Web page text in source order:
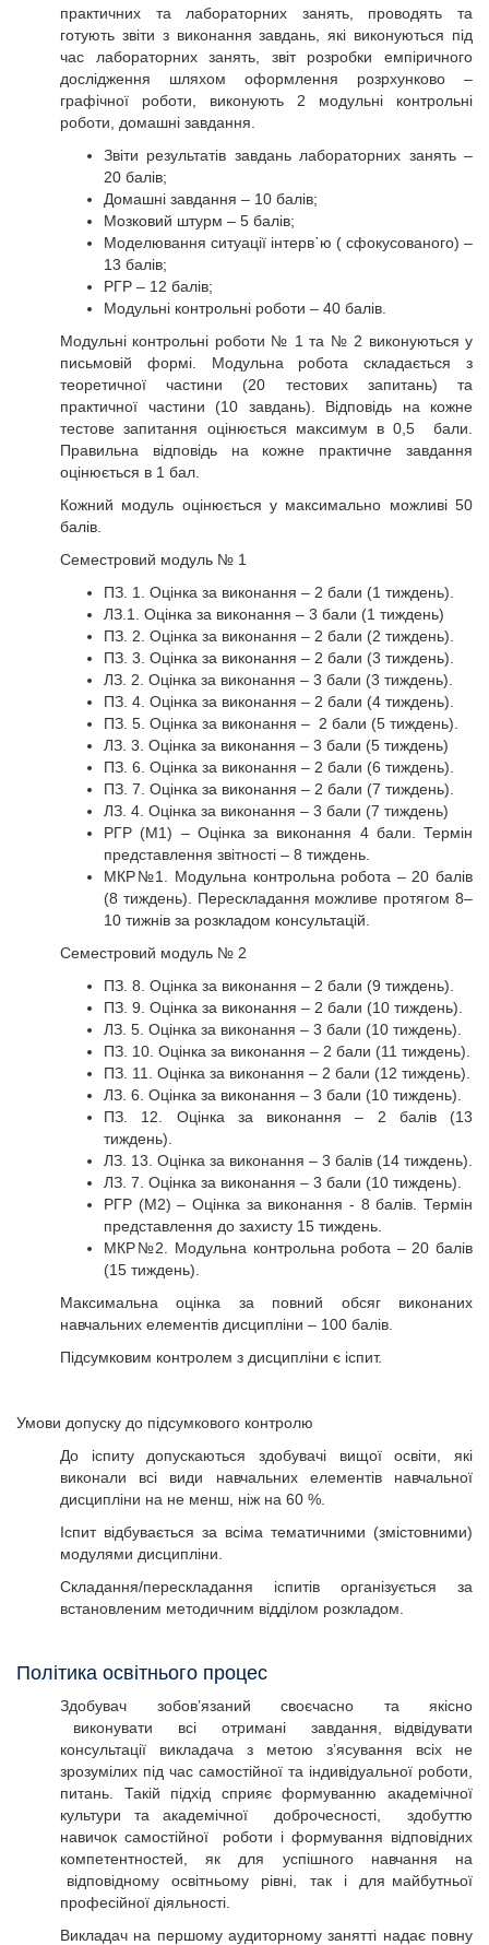
практичних та лабораторних занять, проводять та
готують звіти з виконання завдань, які виконуються під
час лабораторних занять, звіт розробки емпіричного
дослідження шляхом оформлення розрхунково –
графічної роботи, виконують 2 модульні контрольні
роботи, домашні завдання.
Звіти результатів завдань лабораторних занять –
20 балів;
Домашні завдання – 10 балів;
Мозковий штурм – 5 балів;
Моделювання ситуації інтерв᾽ю ( сфокусованого) –
13 балів;
РГР – 12 балів;
Модульні контрольні роботи – 40 балів.
Модульні контрольні роботи № 1 та № 2 виконуються у
письмовій формі. Модульна робота складається з
теоретичної частини (20 тестових запитань) та
практичної частини (10 завдань). Відповідь на кожне
тестове запитання оцінюється максимум в 0,5 бали.
Правильна відповідь на кожне практичне завдання
оцінюється в 1 бал.
Кожний модуль оцінюється у максимально можливі 50
балів.
Семестровий модуль № 1
ПЗ. 1. Оцінка за виконання – 2 бали (1 тиждень).
ЛЗ.1. Оцінка за виконання – 3 бали (1 тиждень)
ПЗ. 2. Оцінка за виконання – 2 бали (2 тиждень).
ПЗ. 3. Оцінка за виконання – 2 бали (3 тиждень).
ЛЗ. 2. Оцінка за виконання – 3 бали (3 тиждень).
ПЗ. 4. Оцінка за виконання – 2 бали (4 тиждень).
ПЗ. 5. Оцінка за виконання – 2 бали (5 тиждень).
ЛЗ. 3. Оцінка за виконання – 3 бали (5 тиждень)
ПЗ. 6. Оцінка за виконання – 2 бали (6 тиждень).
ПЗ. 7. Оцінка за виконання – 2 бали (7 тиждень).
ЛЗ. 4. Оцінка за виконання – 3 бали (7 тиждень)
РГР (М1) – Оцінка за виконання 4 бали. Термін
представлення звітності – 8 тиждень.
МКР№1. Модульна контрольна робота – 20 балів
(8 тиждень). Перескладання можливе протягом 8–
10 тижнів за розкладом консультацій.
Семестровий модуль № 2
ПЗ. 8. Оцінка за виконання – 2 бали (9 тиждень).
ПЗ. 9. Оцінка за виконання – 2 бали (10 тиждень).
ЛЗ. 5. Оцінка за виконання – 3 бали (10 тиждень).
ПЗ. 10. Оцінка за виконання – 2 бали (11 тиждень).
ПЗ. 11. Оцінка за виконання – 2 бали (12 тиждень).
ЛЗ. 6. Оцінка за виконання – 3 бали (10 тиждень).
ПЗ. 12. Оцінка за виконання – 2 балів (13
тиждень).
ЛЗ. 13. Оцінка за виконання – 3 балів (14 тиждень).
ЛЗ. 7. Оцінка за виконання – 3 бали (10 тиждень).
РГР (М2) – Оцінка за виконання - 8 балів. Термін
представлення до захисту 15 тиждень.
МКР№2. Модульна контрольна робота – 20 балів
(15 тиждень).
Максимальна оцінка за повний обсяг виконаних
навчальних елементів дисципліни – 100 балів.
Підсумковим контролем з дисципліни є іспит.
Умови допуску до підсумкового контролю
До іспиту допускаються здобувачі вищої освіти, які
виконали всі види навчальних елементів навчальної
дисципліни на не менш, ніж на 60 %.
Іспит відбувається за всіма тематичними (змістовними)
модулями дисципліни.
Складання/перескладання іспитів організується за
встановленим методичним відділом розкладом.
Політика освітнього процес
Здобувач зобов’язаний своєчасно та якісно
виконувати всі отримані завдання, відвідувати
консультації викладача з метою з’ясування всіх не
зрозумілих під час самостійної та індивідуальної роботи,
питань. Такій підхід сприяє формуванню академічної
культури та академічної доброчесності, здобуттю
навичок самостійної роботи і формування відповідних
компетентностей, як для успішного навчання на
відповідному освітньому рівні, так і для майбутньої
професійної діяльності.
Викладач на першому аудиторному занятті надає повну